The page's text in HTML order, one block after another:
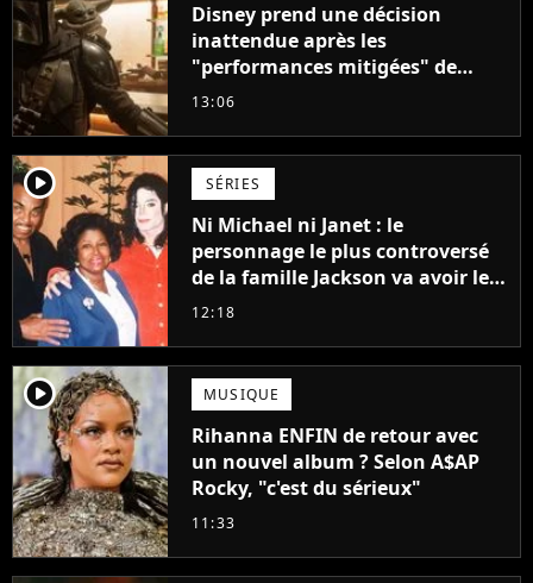
Disney prend une décision
inattendue après les
"performances mitigées" de
Vaiana et The Mandalorian &
13:06
player2 SÉRIES
Ni Michael ni Janet : le
personnage le plus controversé
de la famille Jackson va avoir le
droit à sa propre série
12:18
player2 MUSIQUE
Rihanna ENFIN de retour avec
un nouvel album ? Selon A$AP
Rocky, "c'est du sérieux"
11:33